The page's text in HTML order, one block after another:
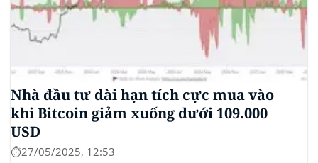
Nhà đầu tư dài hạn tích cực mua vào
khi Bitcoin giảm xuống dưới 109.000
USD
⏱️27/05/2025, 12:53